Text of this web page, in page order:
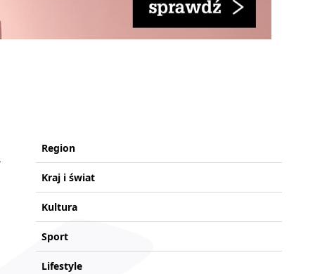
Region
Kraj i świat
Kultura
Sport
Lifestyle